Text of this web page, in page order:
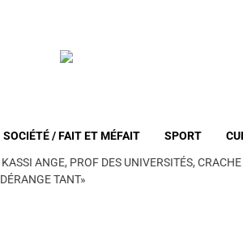
SOCIÉTÉ / FAIT ET MÉFAIT SPORT
ANGE, PROF DES UNIVERSITÉS, CRACHE
TANT»